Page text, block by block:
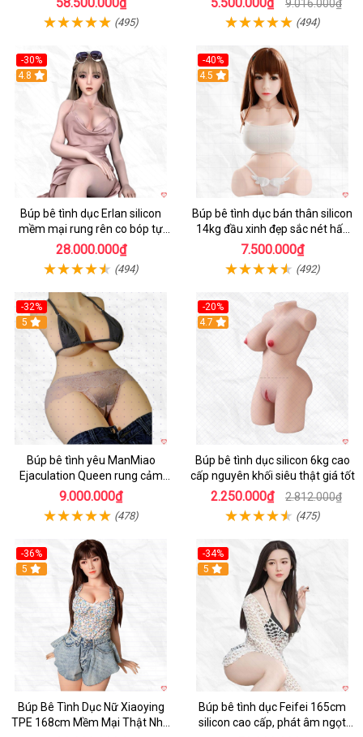
(495)
9.016.000₫
(494)
-30%
4.8
Búp bê tình dục Erlan silicon
mềm mại rung rên co bóp tự
động
28.000.000₫
(494)
-40%
4.5
Búp bê tình dục bán thân silicon
14kg đầu xinh đẹp sắc nét hấp
dẫn
7.500.000₫
(492)
-32%
5
Búp bê tình yêu ManMiao
Ejaculation Queen rung cảm
biến sưởi ấm phun nước thông
9.000.000₫
(478)
-20%
4.7
Búp bê tình dục silicon 6kg cao
cấp nguyên khối siêu thật giá tốt
2.250.000₫ 2.812.000₫
(475)
-36%
Hot
5
Búp Bê Tình Dục Nữ Xiaoying
TPE 168cm Mềm Mại Thật Như
-34%
5
Búp bê tình dục Feifei 165cm
silicon cao cấp, phát âm ngọt